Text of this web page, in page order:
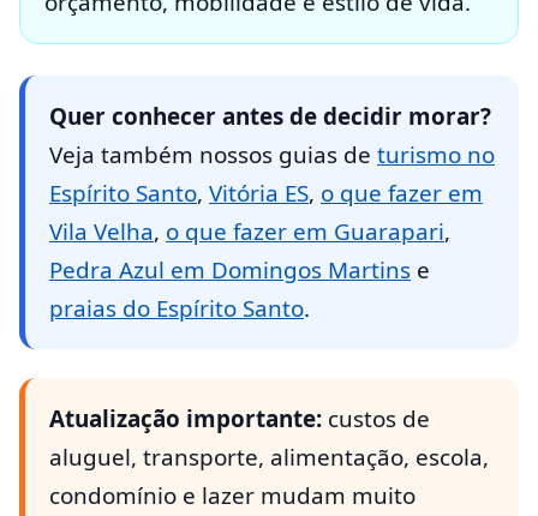
Quer conhecer antes de decidir morar?
Veja também nossos guias de turismo no
Espírito Santo, Vitória ES, o que fazer em
Vila Velha, o que fazer em Guarapari,
Pedra Azul em Domingos Martins e
praias do Espírito Santo.
Atualização importante: custos de
aluguel, transporte, alimentação, escola,
condomínio e lazer mudam muito